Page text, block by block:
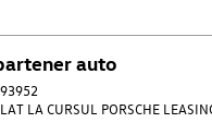
auto
LA CURSUL PORSCHE